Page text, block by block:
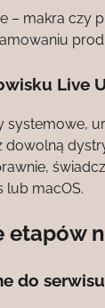
– makra czy
Live
systemowe,
dowolną
lub macOS.
etapów
do serwisu